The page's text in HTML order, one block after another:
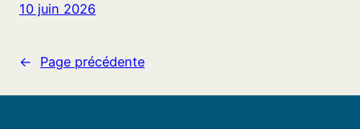
10 juin 2026
← Page précédente